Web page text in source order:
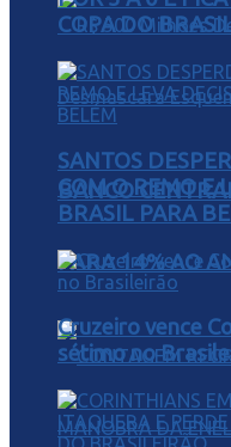
BANCO
PARA 14% AO
COPA DO
SANTOS
COM O REMO E
BRASIL PARA
Cruzeiro vence
sétimo no